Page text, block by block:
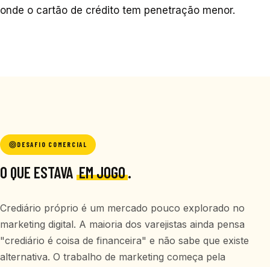
onde o cartão de crédito tem penetração menor.
DESAFIO COMERCIAL
O QUE ESTAVA EM JOGO.
Crediário próprio é um mercado pouco explorado no
marketing digital. A maioria dos varejistas ainda pensa
"crediário é coisa de financeira" e não sabe que existe
alternativa. O trabalho de marketing começa pela